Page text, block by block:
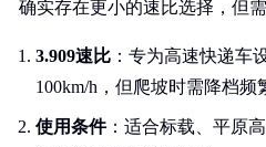
确实存在更小的速比选择，但
3.909速比 ：专为高速快递车
100km/h，但爬坡时需降档频
使用条件：适合标载、平原